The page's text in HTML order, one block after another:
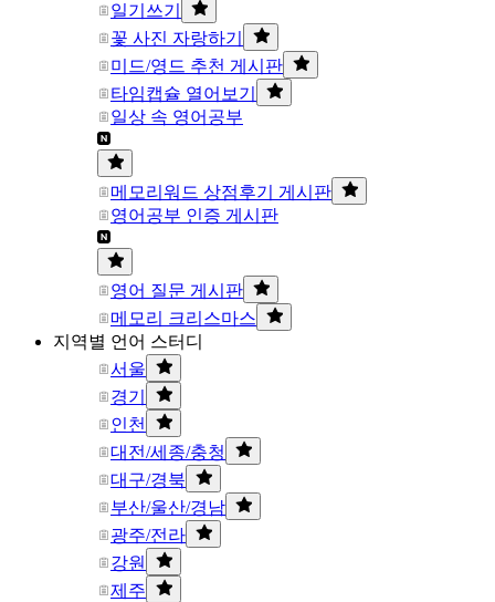
일기쓰기
꽃 사진 자랑하기
미드/영드 추천 게시판
타임캡슐 열어보기
일상 속 영어공부
메모리워드 상점후기 게시판
영어공부 인증 게시판
영어 질문 게시판
메모리 크리스마스
지역별 언어 스터디
서울
경기
인천
대전/세종/충청
대구/경북
부산/울산/경남
광주/전라
강원
제주